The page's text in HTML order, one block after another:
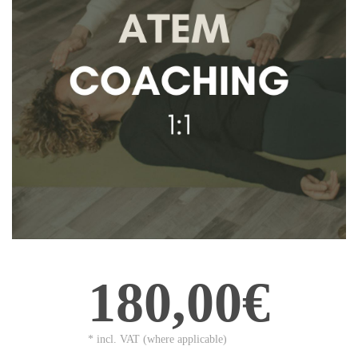
180,00€
* incl. VAT (where applicable)